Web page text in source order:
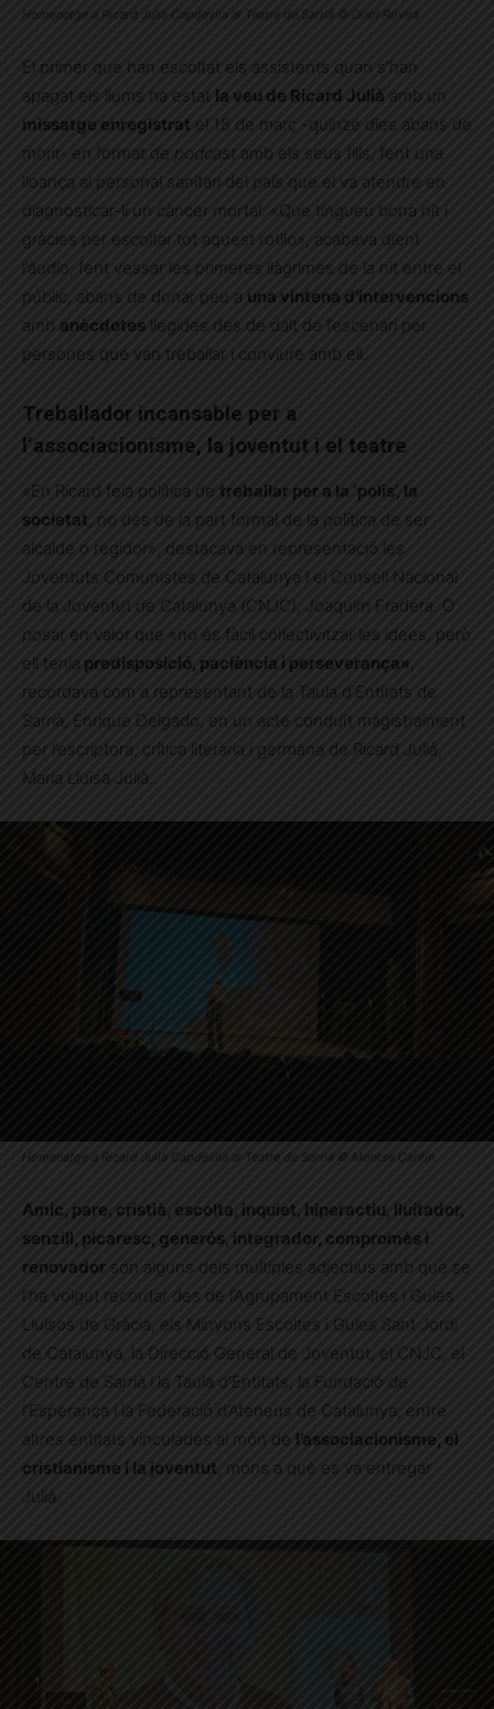
Homenatge a Ricard Julià Capdevila al Teatre de Sarrià © Oriol Rovira
El primer que han escoltat els assistents quan s’han
apagat els llums ha estat la veu de Ricard Julià amb un
missatge enregistrat el 15 de març -quinze dies abans de
morir- en format de podcast amb els seus fills, fent una
lloança al personal sanitari del país que el va atendre en
diagnosticar-li un càncer mortal. «Que tingueu bona nit i
gràcies per escoltar tot aquest rotllo», acabava dient
l’àudio, fent vessar les primeres llàgrimes de la nit entre el
públic, abans de donar peu a una vintena d’intervencions
amb anècdotes llegides des de dalt de l’escenari per
persones que van treballar i conviure amb ell.
Treballador incansable per a
l’associacionisme, la joventut i el teatre
«En Ricard feia política de treballar per a la ‘polis’, la
societat, no des de la part formal de la política de ser
alcalde o regidor», destacava en representació les
Joventuts Comunistes de Catalunya i el Consell Nacional
de la Joventut de Catalunya (CNJC), Joaquim Fradera. O
posar en valor que «no és fàcil col·lectivitzar les idees, però
ell tenia predisposició, paciència i perseverança»,
recordava com a representant de la Taula d’Entitats de
Sarrià, Enrique Delgado, en un acte conduït magistralment
per l’escriptora, crítica literària i germana de Ricard Julià,
Maria Lluïsa Julià.
Homenatge a Ricard Julià Capdevila al Teatre de Sarrià © Montse Cantín
Amic, pare, cristià, escolta, inquiet, hiperactiu, lluitador,
senzill, picaresc, generós, integrador, compromès i
renovador són alguns dels múltiples adjectius amb què se
l’ha volgut recordar des de l’Agrupament Escoltes i Guies
Lluïsos de Gràcia, els Minyons Escoltes i Guies Sant Jordi
de Catalunya, la Direcció General de Joventut, el CNJC, el
Centre de Sarrià i la Taula d’Entitats, la Fundació de
l’Esperança i la Federació d’Ateneus de Catalunya, entre
altres entitats vinculades al món de l’associacionisme, el
cristianisme i la joventut , móns a què es va entregar
Julià.